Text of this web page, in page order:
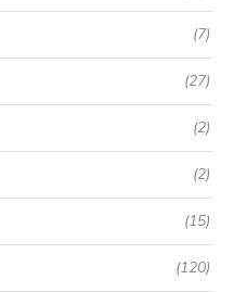
(7)
(27)
(2)
(2)
(15)
(120)